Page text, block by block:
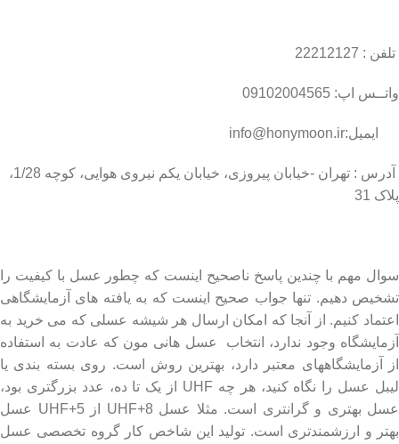
تلفن : 22212127
واتــس اپ: 09102004565
ایمیل:info@honymoon.ir
آدرس : تهران -خیابان پیروزی، خیابان یکم نیروی هوایی، کوچه 1/28،
پلاک 31
سوال مهم با چندین پاسخ ناصحیح اینست که چطور عسل با کیفیت را
تشخیص دهیم. تنها جواب صحیح اینست که به یافته های آزمایشگاهی
اعتماد کنیم. از آنجا که امکان ارسال هر شیشه عسلی که می خرید به
آزمایشگاه وجود ندارد، انتخاب عسل هانی مون که عادت به استفاده
از آزمایشگاههای معتبر دارد، بهترین روش است. روی بسته بندی یا
لیبل عسل را نگاه کنید، هر چه UHF از یک تا ده، عدد بزرگتری بود،
عسل بهتری و گرانتری است. مثلا عسل UHF+8 از UHF+5 عسل
بهتر و ارزشمندتری است. تولید این شاخص کار گروه تخصصی عسل